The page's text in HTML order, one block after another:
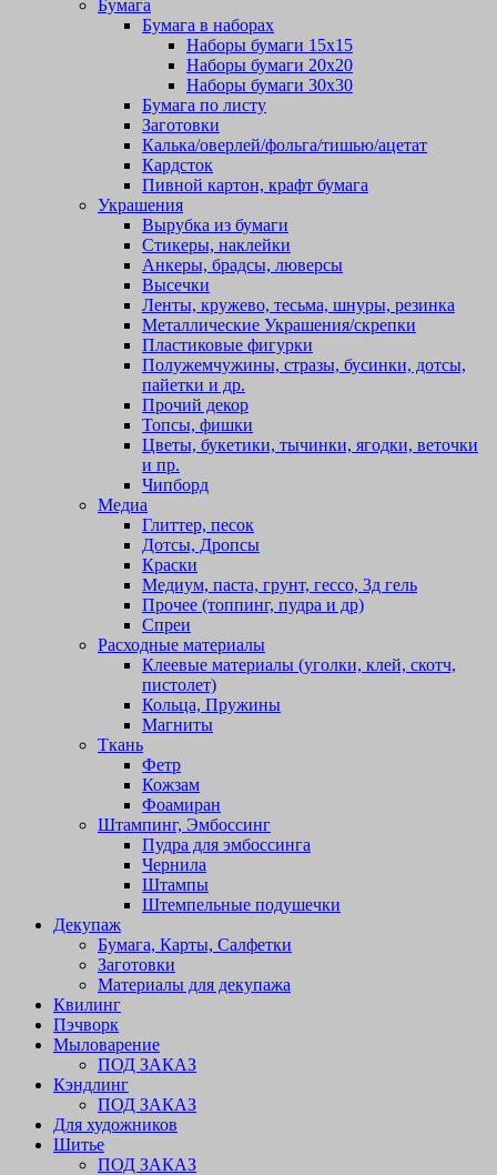
Бумага
Бумага в наборах
Наборы бумаги 15х15
Наборы бумаги 20х20
Наборы бумаги 30х30
Бумага по листу
Заготовки
Калька/оверлей/фольга/тишью/ацетат
Кардсток
Пивной картон, крафт бумага
Украшения
Вырубка из бумаги
Стикеры, наклейки
Анкеры, брадсы, люверсы
Высечки
Ленты, кружево, тесьма, шнуры, резинка
Металлические Украшения/скрепки
Пластиковые фигурки
Полужемчужины, стразы, бусинки, дотсы,
пайетки и др.
Прочий декор
Топсы, фишки
Цветы, букетики, тычинки, ягодки, веточки
и пр.
Чипборд
Медиа
Глиттер, песок
Дотсы, Дропсы
Краски
Медиум, паста, грунт, гессо, 3д гель
Прочее (топпинг, пудра и др)
Спреи
Расходные материалы
Клеевые материалы (уголки, клей, скотч,
пистолет)
Кольца, Пружины
Магниты
Ткань
Фетр
Кожзам
Фоамиран
Штампинг, Эмбоссинг
Пудра для эмбоссинга
Чернила
Штампы
Штемпельные подушечки
Декупаж
Бумага, Карты, Салфетки
Заготовки
Материалы для декупажа
Квилинг
Пэчворк
Мыловарение
ПОД ЗАКАЗ
Кэндлинг
ПОД ЗАКАЗ
Для художников
Шитье
ПОД ЗАКАЗ